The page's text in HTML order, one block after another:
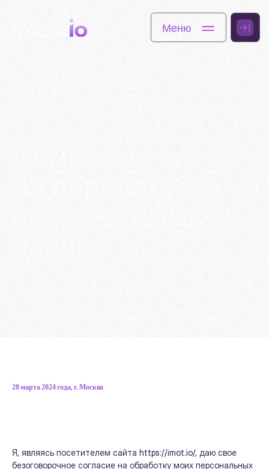
28 марта 2024 года, г. Москва
Я, являясь посетителем сайта https://imot.io/, даю свое
безоговорочное согласие на обработку моих персональных